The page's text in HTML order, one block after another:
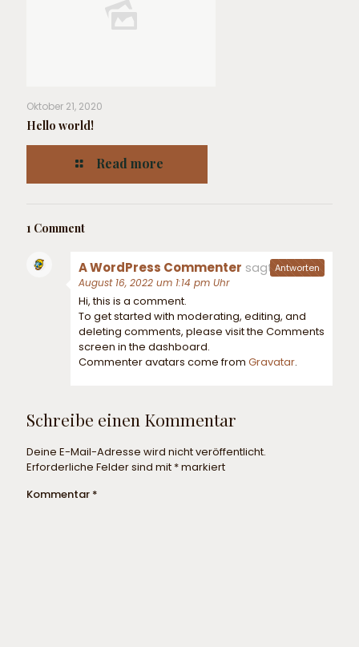
Oktober 21, 2020
Hello world!
Read more
1 Comment
A WordPress Commenter sagt:
August 16, 2022 um 1:14 pm Uhr
Hi, this is a comment.
To get started with moderating, editing, and
deleting comments, please visit the Comments
screen in the dashboard.
Commenter avatars come from Gravatar.
Antworten
Schreibe einen Kommentar
Deine E-Mail-Adresse wird nicht veröffentlicht.
Erforderliche Felder sind mit *markiert
Kommentar *